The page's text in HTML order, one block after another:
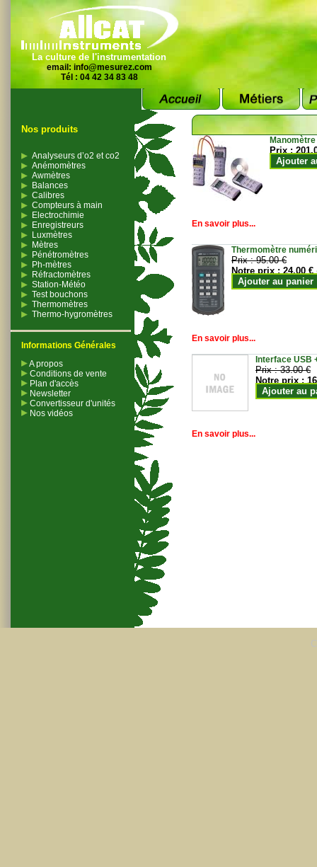
La culture de l'instrumentation
email: info@mesurez.com
Tél : 04 42 34 83 48
Nos produits
Analyseurs d’o2 et co2
Anémomètres
Awmètres
Balances
Calibres
Compteurs à main
Electrochimie
Enregistreurs
Luxmètres
Mètres
Pénétromètres
Ph-mètres
Réfractomètres
Station-Météo
Test bouchons
Thermomètres
Thermo-hygromètres
Informations Générales
A propos
Conditions de vente
Plan d'accès
Newsletter
Convertisseur d'unités
Nos vidéos
Prix :
Ajouter
En savoir plus...
Thermomètre
Prix :95.00 €
Notre prix :24.00 €
Ajouter au panier
En savoir plus...
Interface USB
Prix :33.00 €
Notre prix :
Ajouter au
En savoir plus...